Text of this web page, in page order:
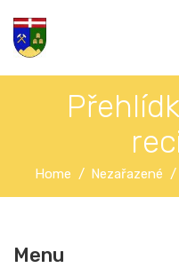
Home Nezařazené
Menu